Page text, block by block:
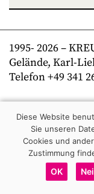
1995- 2026–
Gelände, Karl-
Telefon +49 341
Diese Website
Sie unseren
Cookies und
Zustimmung
OK